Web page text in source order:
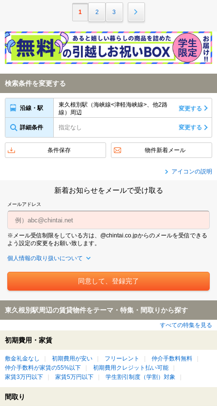
1 2 3
検索条件を変更する
沿線・駅
東久根別駅（海峡線<津軽海峡線>、他2路
線）周辺
変更する
詳細条件 指定なし 変更する
条件保存 物件新着メール
アイコンの説明
新着お知らせをメールで受け取る
メールアドレス
※メール受信制限をしている方は、@chintai.co.jpからのメールを受信できる
よう設定の変更をお願い致します。
個人情報の取り扱いについて
東久根別駅周辺の賃貸物件をテーマ・特集・間取りから探す
すべての特集を見る
初期費用・家賃
敷金礼金なし 初期費用が安い フリーレント
仲介手数料無料
仲介手数料が家賃の55%以下
初期費用クレジット払い可能
家賃3万円以下
家賃5万円以下 学生割引制度（学割）対象
間取り